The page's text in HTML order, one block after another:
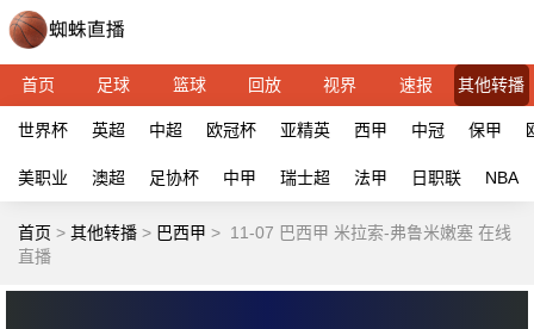
首页 足球 篮球 回放 视界 速报 其他转播
世界杯 英超 中超 欧冠杯 亚精英 西甲 中冠 保甲
美职业 澳超 足协杯 中甲 瑞士超 法甲 日职联 NBA
首页 > 其他转播 > 巴西甲 > 11-07 巴西甲 米拉索-弗鲁米嫩塞 在线
直播